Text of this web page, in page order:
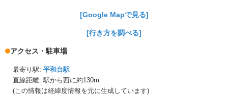
[Google Mapで見る]
[行き方を調べる]
アクセス・駐車場
最寄り駅: 平和台駅
直線距離: 駅から西に約130m
(この情報は経緯度情報を元に生成しています)